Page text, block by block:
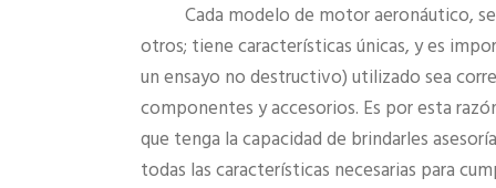
Cada modelo de motor aeronáutico,
otros; tiene características únicas, y es
un ensayo no destructivo) utilizado sea
componentes y accesorios. Es por esta
que tenga la capacidad de brindarles
todas las características necesarias para